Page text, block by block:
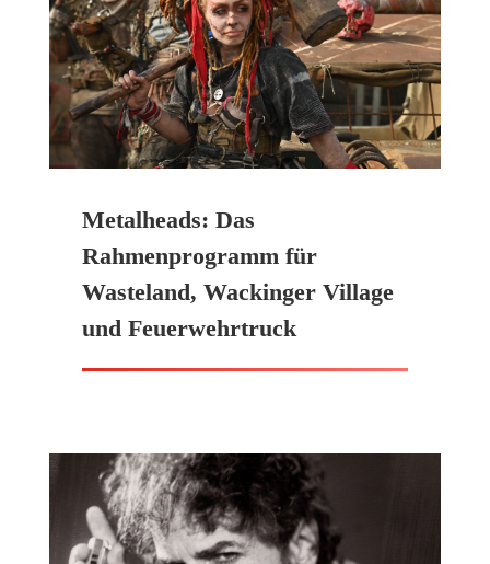
Metalheads: Das
Rahmenprogramm für
Wasteland, Wackinger Village
und Feuerwehrtruck